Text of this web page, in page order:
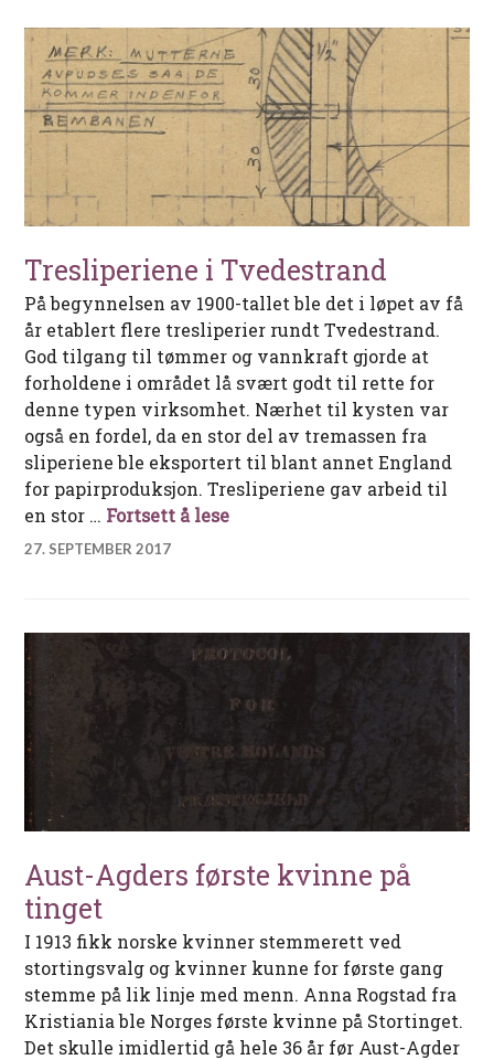
Tresliperiene i Tvedestrand
På begynnelsen av 1900-tallet ble det i løpet av få
år etablert flere tresliperier rundt Tvedestrand.
God tilgang til tømmer og vannkraft gjorde at
forholdene i området lå svært godt til rette for
denne typen virksomhet. Nærhet til kysten var
også en fordel, da en stor del av tremassen fra
sliperiene ble eksportert til blant annet England
for papirproduksjon. Tresliperiene gav arbeid til
en stor … Fortsett å leseTresliperiene i Tvedestrand
27. SEPTEMBER 2017
Aust-Agders første kvinne på
tinget
I 1913 fikk norske kvinner stemmerett ved
stortingsvalg og kvinner kunne for første gang
stemme på lik linje med menn. Anna Rogstad fra
Kristiania ble Norges første kvinne på Stortinget.
Det skulle imidlertid gå hele 36 år før Aust-Agder